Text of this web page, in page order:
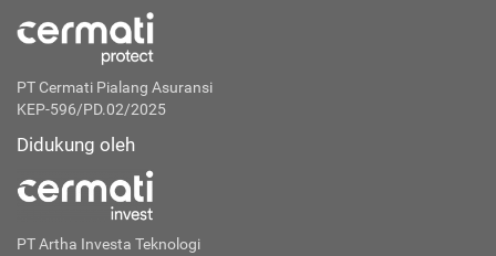
PT Cermati Pialang Asuransi
KEP-596/PD.02/2025
Didukung oleh
PT Artha Investa Teknologi